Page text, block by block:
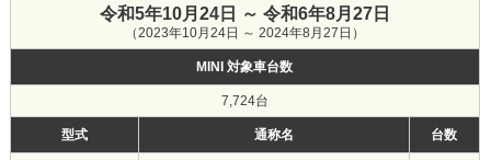
令和5年10月24日 ～ 令和6年8月27日
（2023年10月24日 ～ 2024年8月27日）
MINI 対象車台数
7,724台
型式 通称名 台数